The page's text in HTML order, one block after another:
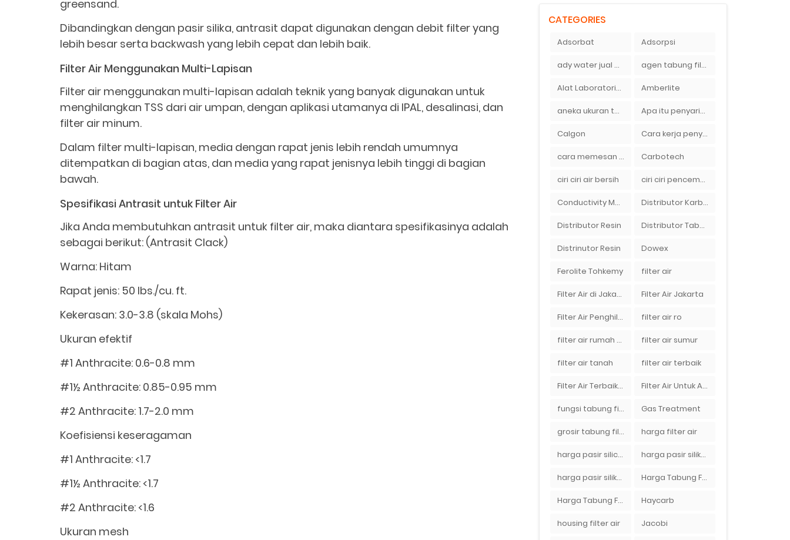
greensand.
Dibandingkan dengan pasir silika, antrasit dapat digunakan dengan debit filter yang
lebih besar serta backwash yang lebih cepat dan lebih baik.
Filter Air Menggunakan Multi-Lapisan
Filter air menggunakan multi-lapisan adalah teknik yang banyak digunakan untuk
menghilangkan TSS dari air umpan, dengan aplikasi utamanya di IPAL, desalinasi, dan
filter air minum.
Dalam filter multi-lapisan, media dengan rapat jenis lebih rendah umumnya
ditempatkan di bagian atas, dan media yang rapat jenisnya lebih tinggi di bagian
bawah.
Spesifikasi Antrasit untuk Filter Air
Jika Anda membutuhkan antrasit untuk filter air, maka diantara spesifikasinya adalah
sebagai berikut: (Antrasit Clack)
Warna: Hitam
Rapat jenis: 50 lbs./cu. ft.
Kekerasan: 3.0-3.8 (skala Mohs)
Ukuran efektif
#1 Anthracite: 0.6-0.8 mm
#1½ Anthracite: 0.85-0.95 mm
#2 Anthracite: 1.7-2.0 mm
Koefisiensi keseragaman
#1 Anthracite: <1.7
#1½ Anthracite: <1.7
#2 Anthracite: <1.6
Ukuran mesh
CATEGORIES
Adsorbat Adsorpsi
ady water jual membran ro 2000 gpd harganya sangat murah agen tabung filter air di bandung
Alat Laboratorium Amberlite
aneka ukuran tabung filter air Apa itu penyaringan air secara umum
Calgon Cara kerja penyaring air Ady Water dengan tabung FRP berisikan lapisan media filter air
cara memesan filter air Ady Wate Carbotech
ciri ciri air bersih ciri ciri pencemaran air sumur bor di rumah
Conductivity Meter Distributor Karbon Aktif
Distributor Resin Distributor Tabung Filter Air FRP1054 di Bandung
Distrinutor Resin Dowex
Ferolite Tohkemy filter air
Filter Air di Jakarta Filter Air Jakarta
Filter Air Penghilang Bau filter air ro
filter air rumah tangga filter air sumur
filter air tanah filter air terbaik
Filter Air Terbaik di Jakarta Filter Air Untuk Aquarium
fungsi tabung filter Gas Treatment
grosir tabung filter air harga filter air
harga pasir silica per ton per kg harga pasir silika per ton per kg
harga pasir silika putih Harga Tabung Filter 1054
Harga Tabung Filter Air Sumur Haycarb
housing filter air Jacobi